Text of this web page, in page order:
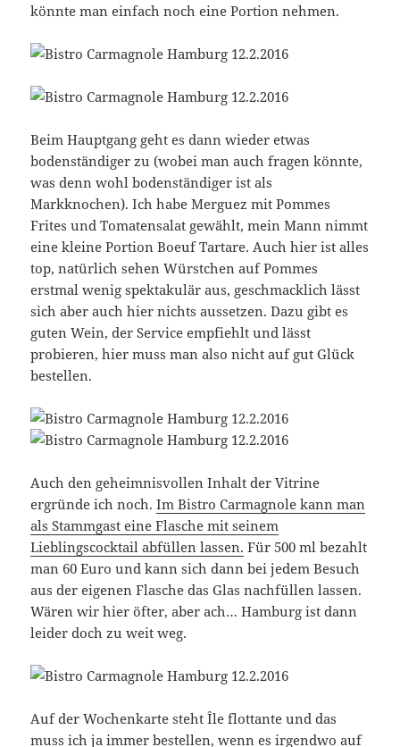
könnte man einfach noch eine Portion nehmen.
Beim Hauptgang geht es dann wieder etwas
bodenständiger zu (wobei man auch fragen könnte,
was denn wohl bodenständiger ist als
Markknochen). Ich habe Merguez mit Pommes
Frites und Tomatensalat gewählt, mein Mann nimmt
eine kleine Portion Boeuf Tartare. Auch hier ist alles
top, natürlich sehen Würstchen auf Pommes
erstmal wenig spektakulär aus, geschmacklich lässt
sich aber auch hier nichts aussetzen. Dazu gibt es
guten Wein, der Service empfiehlt und lässt
probieren, hier muss man also nicht auf gut Glück
bestellen.
Auch den geheimnisvollen Inhalt der Vitrine
ergründe ich noch.Im Bistro Carmagnole kann man
als Stammgast eine Flasche mit seinem
Lieblingscocktail abfüllen lassen. Für 500 ml bezahlt
man 60 Euro und kann sich dann bei jedem Besuch
aus der eigenen Flasche das Glas nachfüllen lassen.
Wären wir hier öfter, aber ach… Hamburg ist dann
leider doch zu weit weg.
Auf der Wochenkarte steht Île flottante und das
muss ich ja immer bestellen, wenn es irgendwo auf